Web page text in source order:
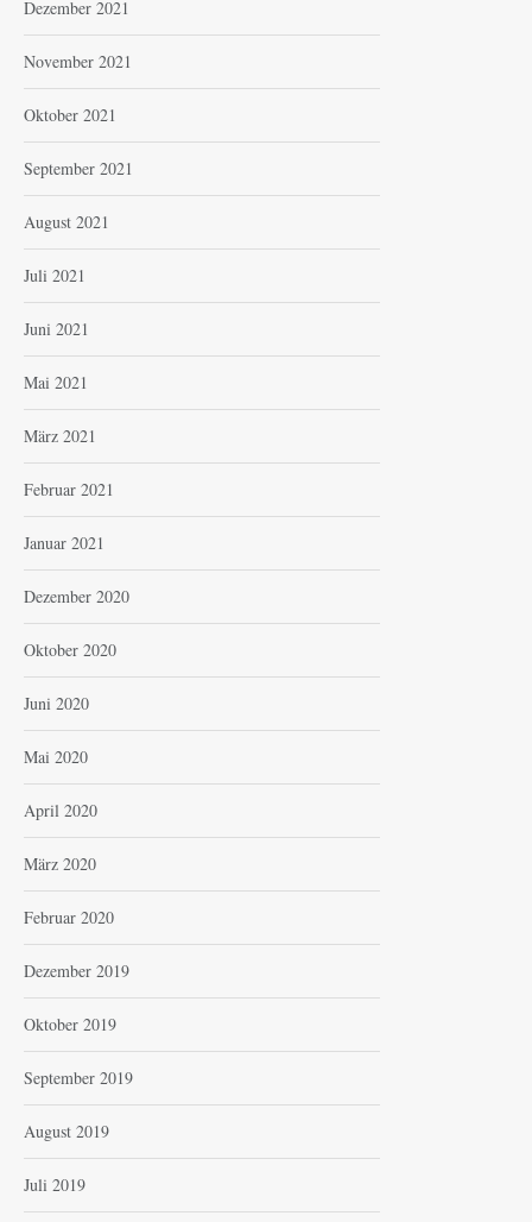
Dezember 2021
November 2021
Oktober 2021
September 2021
August 2021
Juli 2021
Juni 2021
Mai 2021
März 2021
Februar 2021
Januar 2021
Dezember 2020
Oktober 2020
Juni 2020
Mai 2020
April 2020
März 2020
Februar 2020
Dezember 2019
Oktober 2019
September 2019
August 2019
Juli 2019